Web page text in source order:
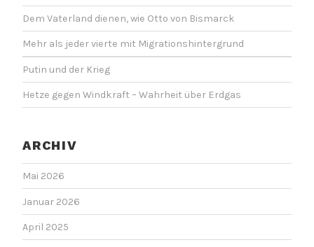
Dem Vaterland dienen, wie Otto von Bismarck
Mehr als jeder vierte mit Migrationshintergrund
Putin und der Krieg
Hetze gegen Windkraft – Wahrheit über Erdgas
ARCHIV
Mai 2026
Januar 2026
April 2025